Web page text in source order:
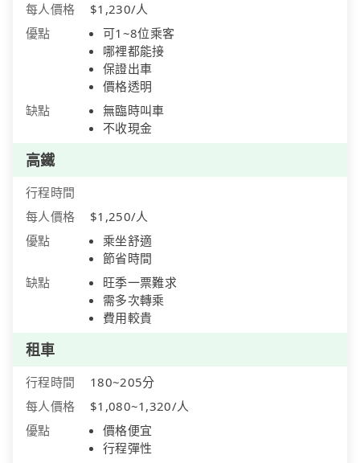
每人價格
$1,230/人
優點
可1~8位乘客
哪裡都能接
保證出車
價格透明
缺點
無臨時叫車
不收現金
高鐵
行程時間
每人價格
$1,250/人
優點
乘坐舒適
節省時間
缺點
旺季一票難求
需多次轉乘
費用較貴
租車
行程時間
180~205分
每人價格
$1,080~1,320/人
優點
價格便宜
行程彈性